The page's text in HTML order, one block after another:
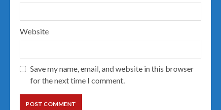
Website
Save my name, email, and website in this browser
for the next time I comment.